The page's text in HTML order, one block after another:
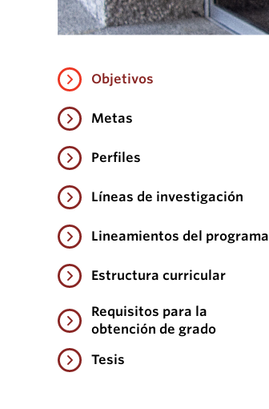
Objetivos
Metas
Perfiles
Líneas de investigación
Lineamientos del programa
Estructura curricular
Requisitos para la
obtención de grado
Tesis